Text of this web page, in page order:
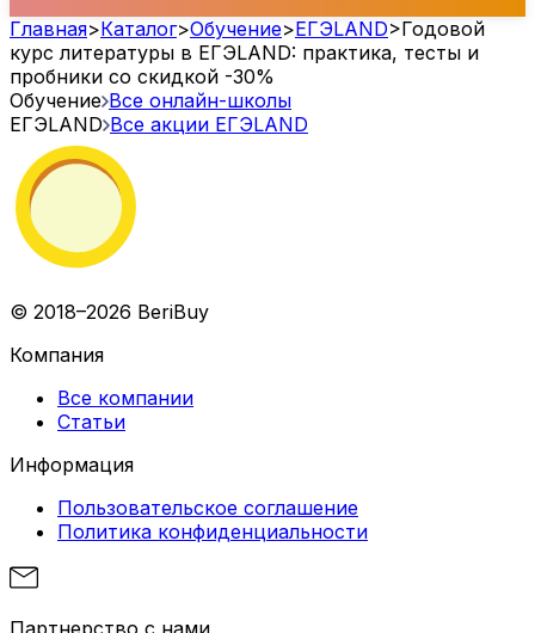
Главная>Каталог>Обучение>ЕГЭLAND>Годовой
курс литературы в ЕГЭLAND: практика, тесты и
пробники со скидкой -30%
Обучение Все онлайн-школы
ЕГЭLAND Все акции ЕГЭLAND
© 2018–2026 BeriBuy
Компания
Все компании
Статьи
Информация
Пользовательское соглашение
Политика конфиденциальности